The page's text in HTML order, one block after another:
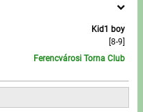
Kid1 boy
[8-9]
Ferencvárosi Torna Club